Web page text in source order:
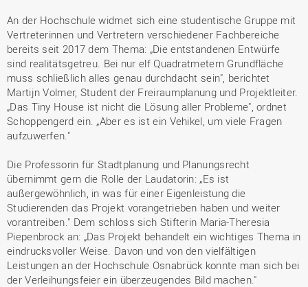
An der Hochschule widmet sich eine studentische Gruppe mit
Vertreterinnen und Vertretern verschiedener Fachbereiche
bereits seit 2017 dem Thema: „Die entstandenen Entwürfe
sind realitätsgetreu. Bei nur elf Quadratmetern Grundfläche
muss schließlich alles genau durchdacht sein", berichtet
Martijn Volmer, Student der Freiraumplanung und Projektleiter.
„Das Tiny House ist nicht die Lösung aller Probleme", ordnet
Schoppengerd ein. „Aber es ist ein Vehikel, um viele Fragen
aufzuwerfen."
Die Professorin für Stadtplanung und Planungsrecht
übernimmt gern die Rolle der Laudatorin: „Es ist
außergewöhnlich, in was für einer Eigenleistung die
Studierenden das Projekt vorangetrieben haben und weiter
vorantreiben." Dem schloss sich Stifterin Maria-Theresia
Piepenbrock an: „Das Projekt behandelt ein wichtiges Thema in
eindrucksvoller Weise. Davon und von den vielfältigen
Leistungen an der Hochschule Osnabrück konnte man sich bei
der Verleihungsfeier ein überzeugendes Bild machen."